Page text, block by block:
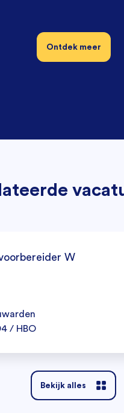
Ontdek meer
W
/ HBO
Bekijk alles